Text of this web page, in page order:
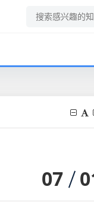
07